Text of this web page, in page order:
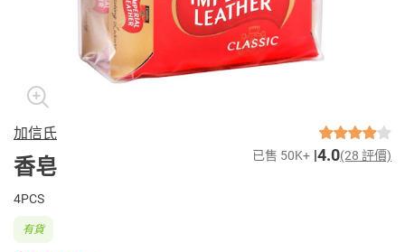
加信氏
香皂 已售 50K+ 4.0(28 評價)
4PCS
有貨